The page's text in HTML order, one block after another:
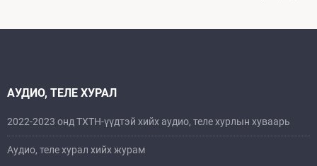
АУДИО, ТЕЛЕ ХУРАЛ
2022-2023 онд ТХТН-үүдтэй хийх аудио, теле хурлын хуваарь
Аудио, теле хурал хийх журам